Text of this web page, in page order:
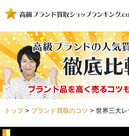
トップ> ブランド買取のコツ > 世界三大レ